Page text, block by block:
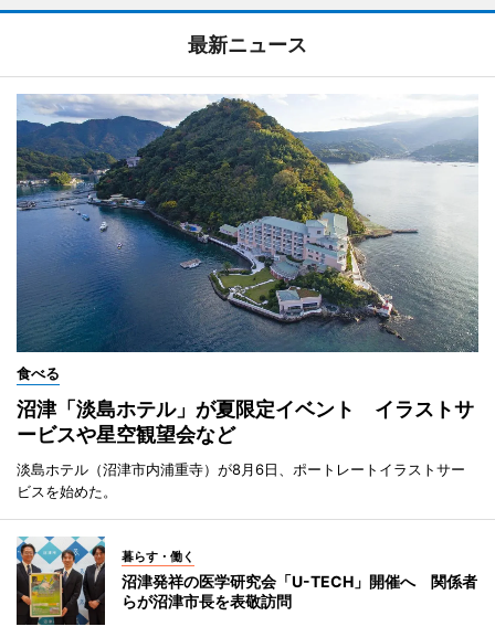
最新ニュース
食べる
沼津「淡島ホテル」が夏限定イベント イラストサ
ービスや星空観望会など
淡島ホテル（沼津市内浦重寺）が8月6日、ポートレートイラストサー
ビスを始めた。
暮らす・働く
沼津発祥の医学研究会「U-TECH」開催へ 関係者
らが沼津市長を表敬訪問